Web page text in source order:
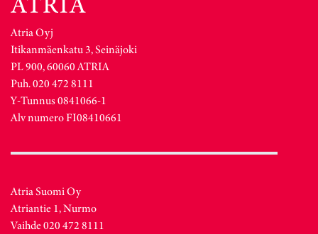
Atria Oyj
Itikanmäenkatu 3, Seinäjoki
PL 900, 60060 ATRIA
Puh. 020 472 8111
Y-Tunnus 0841066-1
Alv numero FI08410661
Atria Suomi Oy
Atriantie 1, Nurmo
Vaihde 020 472 8111